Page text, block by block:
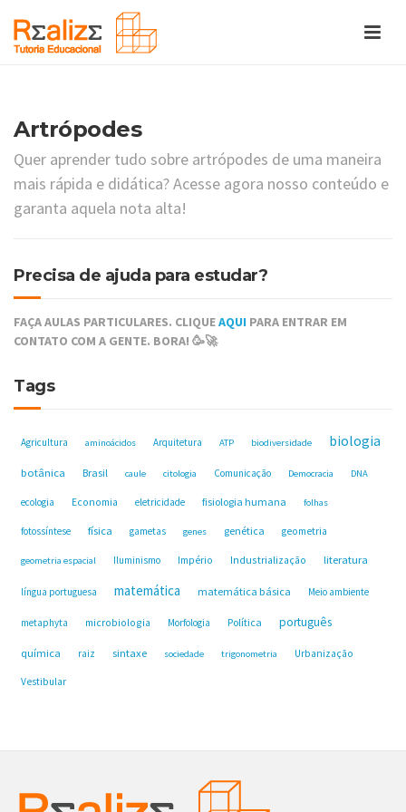
Artrópodes
Quer aprender tudo sobre artrópodes de uma maneira
mais rápida e didática? Acesse agora nosso conteúdo e
garanta aquela nota alta!
Precisa de ajuda para estudar?
FAÇA AULAS PARTICULARES. CLIQUEAQUI PARA ENTRAR EM
CONTATO COM A GENTE. BORA! 🥳🚀
Tags
Agricultura aminoácidos Arquitetura ATP biodiversidade biologia
botânica Brasil caule citologia Comunicação Democracia DNA
ecologia Economia eletricidade fisiologia humana folhas
fotossíntese física gametas genes genética geometria
geometria espacial Iluminismo Império Industrialização literatura
língua portuguesa matemática matemática básica Meio ambiente
metaphyta microbiologia Morfologia Política português
química raiz sintaxe sociedade trigonometria Urbanização
Vestibular